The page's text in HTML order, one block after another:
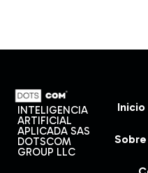
INTELIGENCIA
ARTIFICIAL
APLICADA SAS
DOTSCOM
GROUP LLC
Inicio
Sobre